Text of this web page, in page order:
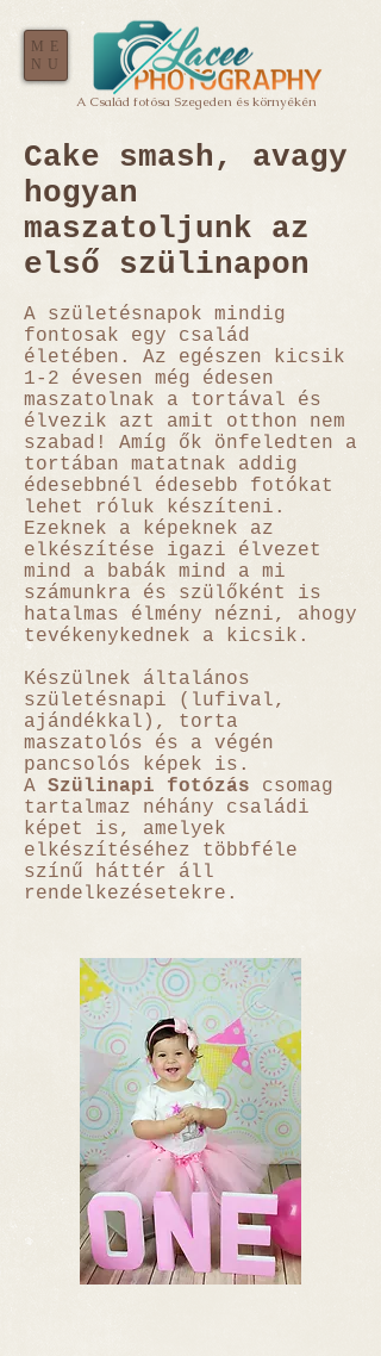
A Család fotósa Szegeden és környékén
ME
NU
Cake smash, avagy
hogyan
maszatoljunk az
első szülinapon
A születésnapok mindig
fontosak egy család
életében. Az egészen kicsik
1-2 évesen még édesen
maszatolnak a tortával és
élvezik azt amit otthon nem
szabad! Amíg ők önfeledten a
tortában matatnak addig
édesebbnél édesebb fotókat
lehet róluk készíteni.
Ezeknek a képeknek az
elkészítése igazi élvezet
mind a babák mind a mi
számunkra és szülőként is
hatalmas élmény nézni, ahogy
tevékenykednek a kicsik.
Készülnek általános
születésnapi (lufival,
ajándékkal), torta
maszatolós és a végén
pancsolós képek is.
A Szülinapi fotózás csomag
tartalmaz néhány családi
képet is, amelyek
elkészítéséhez többféle
színű háttér áll
rendelkezésetekre.